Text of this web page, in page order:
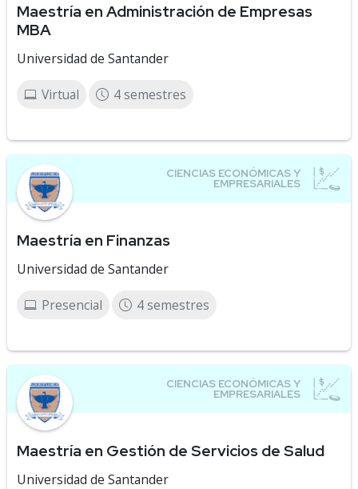
Maestría en Administración de Empresas
MBA
Universidad de Santander
Virtual 4 semestres
Maestría en Finanzas
Universidad de Santander
Presencial 4 semestres
Maestría en Gestión de Servicios de Salud
Universidad de Santander